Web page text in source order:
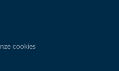
cookies